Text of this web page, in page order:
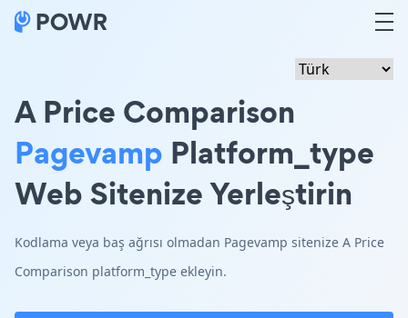
A Price Comparison
Pagevamp Platform_type
Web Sitenize Yerleştirin
Kodlama veya baş ağrısı olmadan Pagevamp sitenize A Price
Comparison platform_type ekleyin.